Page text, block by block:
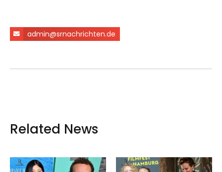
admin@srnachrichten.de
Related News